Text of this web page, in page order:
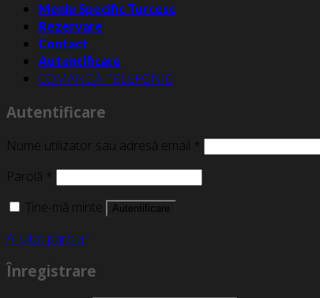
Meniu Specific Turcesc
Rezervare
Contact
Autentificare
COMANDĂ TELEFONIC
Autentificare
Nume utilizator sau adresă email *
Parolă *
Ține-mă minte
Autentificare
Ai uitat parola?
Înregistrare